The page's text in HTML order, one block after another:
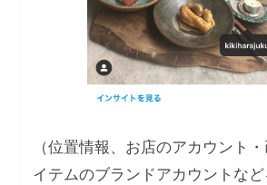
（位置情報、お店のアカウント
イテムのブランドアカウントな